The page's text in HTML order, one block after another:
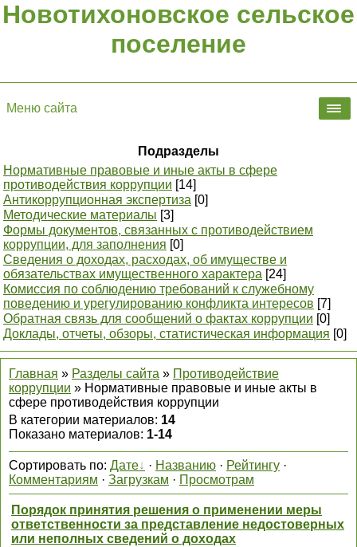
Новотихоновское сельское
поселение
Меню сайта
Подразделы
Нормативные правовые и иные акты в сфере
противодействия коррупции [14]
Антикоррупционная экспертиза [0]
Методические материалы [3]
Формы документов, связанных с противодействием
коррупции, для заполнения [0]
Сведения о доходах, расходах, об имуществе и
обязательствах имущественного характера [24]
Комиссия по соблюдению требований к служебному
поведению и урегулированию конфликта интересов [7]
Обратная связь для сообщений о фактах коррупции [0]
Доклады, отчеты, обзоры, статистическая информация [0]
Главная » Разделы сайта » Противодействие
коррупции » Нормативные правовые и иные акты в
сфере противодействия коррупции
В категории материалов: 14
Показано материалов: 1-14
Сортировать по: Дате · Названию · Рейтингу ·
Комментариям · Загрузкам · Просмотрам
Порядок принятия решения о применении меры
ответственности за представление недостоверных
или неполных сведений о доходах